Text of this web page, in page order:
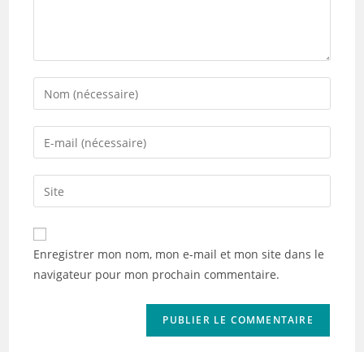
Enter
your
name
comment
Enter
your
email
address
comment
Saisir
l’URL
de
votre
(facultatif)
Enregistrer mon nom, mon e-mail et mon site dans le
navigateur pour mon prochain commentaire.